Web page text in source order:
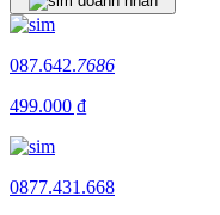
087.642.7686
499.000 ₫
0877.431.668